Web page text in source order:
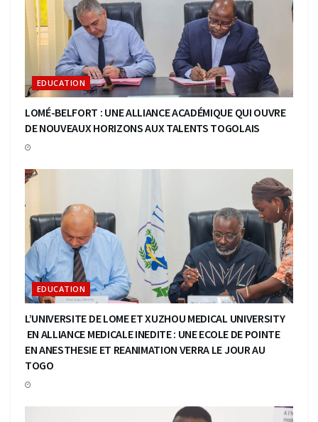
EDUCATION
LOMÉ-BELFORT : UNE ALLIANCE ACADÉMIQUE QUI OUVRE
DE NOUVEAUX HORIZONS AUX TALENTS TOGOLAIS
EDUCATION
L’UNIVERSITE DE LOME ET XUZHOU MEDICAL UNIVERSITY
EN ALLIANCE MEDICALE INEDITE : UNE ECOLE DE POINTE
EN ANESTHESIE ET REANIMATION VERRA LE JOUR AU
TOGO